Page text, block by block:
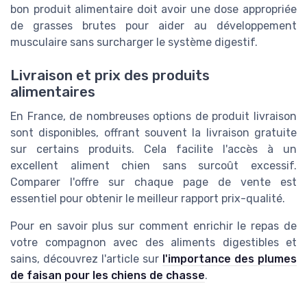
bon produit alimentaire doit avoir une dose appropriée
de grasses brutes pour aider au développement
musculaire sans surcharger le système digestif.
Livraison et prix des produits
alimentaires
En France, de nombreuses options de produit livraison
sont disponibles, offrant souvent la livraison gratuite
sur certains produits. Cela facilite l'accès à un
excellent aliment chien sans surcoût excessif.
Comparer l'offre sur chaque page de vente est
essentiel pour obtenir le meilleur rapport prix-qualité.
Pour en savoir plus sur comment enrichir le repas de
votre compagnon avec des aliments digestibles et
sains, découvrez l'article sur l'importance des plumes
de faisan pour les chiens de chasse.